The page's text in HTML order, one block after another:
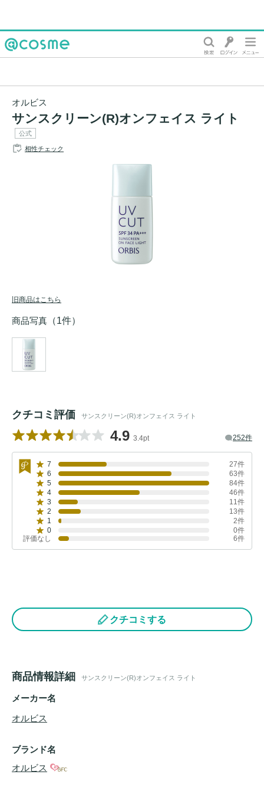
オルビス
サンスクリーン(R)オンフェイス ライト
公式
相性チェック
旧商品はこちら
商品写真 （1件）
クチコミ評価 サンスクリーン(R)オンフェイス ライト
4.9 3.4pt 252件
7
27件
6
63件
5
84件
4
46件
3
11件
2
13件
1
2件
0
0件
評価なし
6件
クチコミする
商品情報詳細 サンスクリーン(R)オンフェイス ライト
メーカー名
オルビス
ブランド名
オルビス